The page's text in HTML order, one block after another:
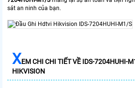
sát an ninh của bạn.
XEM CHI CHI TIẾT VỀ IDS-7204HUHI-
HIKVISION